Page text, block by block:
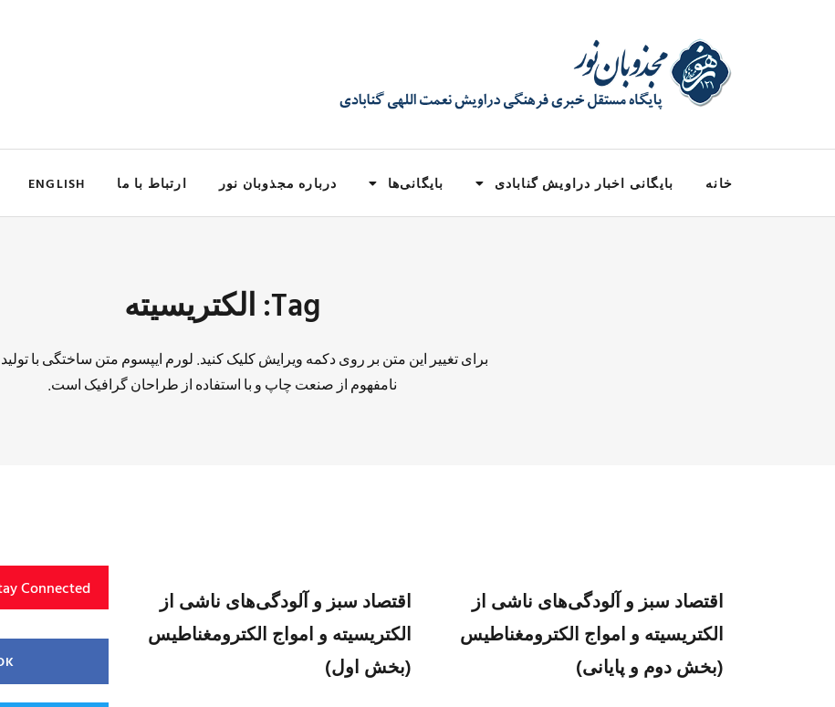
خانه بایگانی اخبار دراویش گنابادی بایگانی‌ها درباره مجذوبان نور ارتباط با ما ENGLISH
Tag: الکتریسیته
برای تغییر این متن بر روی دکمه ویرایش کلیک کنید. لورم ایپسوم متن ساختگی با
نامفهوم از صنعت چاپ و با استفاده از طراحان گرافیک است.
اقتصاد سبز و آلودگی‌های ناشی از
الکتریسیته و امواج الکترومغناطیس
(بخش دوم و پایانی)
اقتصاد سبز و آلودگی‌های ناشی از
الکتریسیته و امواج الکترومغناطیس
(بخش اول)
Connected